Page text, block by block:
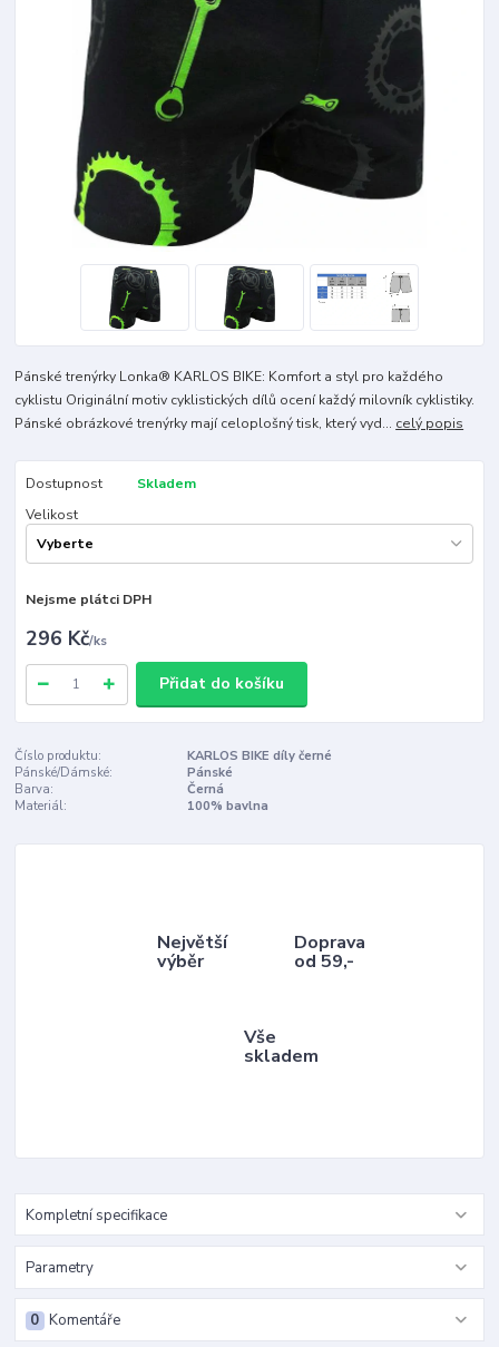
Pánské trenýrky Lonka® KARLOS BIKE: Komfort a styl pro každého
cyklistu Originální motiv cyklistických dílů ocení každý milovník cyklistiky.
Pánské obrázkové trenýrky mají celoplošný tisk, který vyd... celý popis
Dostupnost
Skladem
Velikost
Nejsme plátci DPH
296 Kč/ks
Přidat do košíku
Číslo produktu:
KARLOS BIKE díly černé
Pánské/Dámské:
Pánské
Barva:
Černá
Materiál:
100% bavlna
Největší
výběr
Doprava
od 59,-
Vše
skladem
Kompletní specifikace
Parametry
Komentáře
0